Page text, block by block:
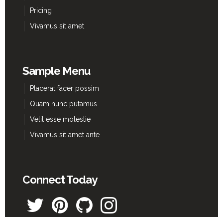
Pricing
Vivamus sit amet
Sample Menu
Placerat facer possim
Quam nunc putamus
Velit esse molestie
Vivamus sit amet ante
Connect Today